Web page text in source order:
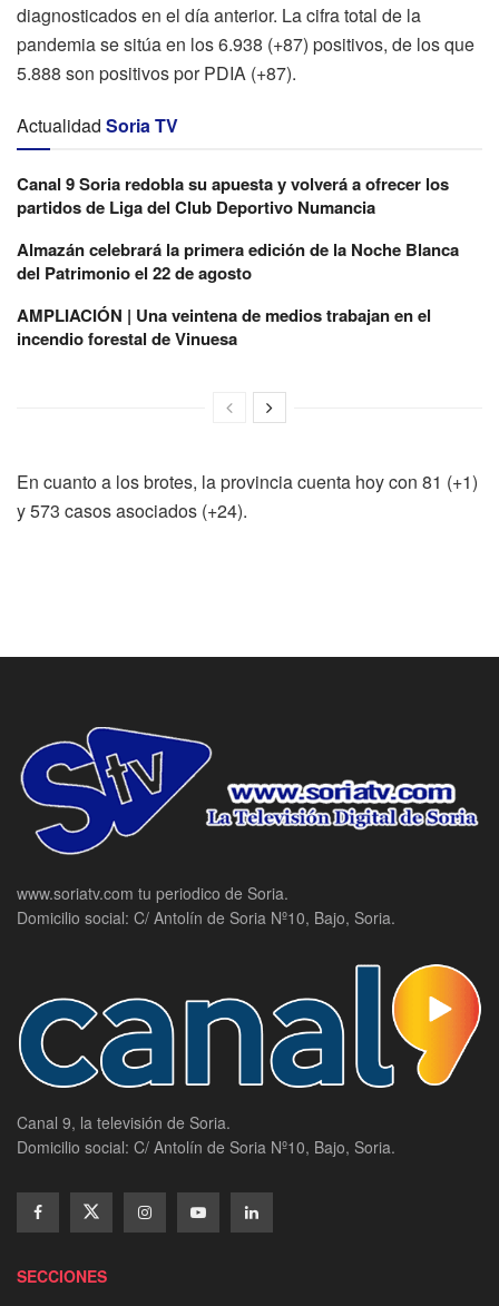
diagnosticados en el día anterior. La cifra total de la
pandemia se sitúa en los 6.938 (+87) positivos, de los que
5.888 son positivos por PDIA (+87).
Actualidad Soria TV
Canal 9 Soria redobla su apuesta y volverá a ofrecer los
partidos de Liga del Club Deportivo Numancia
Almazán celebrará la primera edición de la Noche Blanca
del Patrimonio el 22 de agosto
AMPLIACIÓN | Una veintena de medios trabajan en el
incendio forestal de Vinuesa
En cuanto a los brotes, la provincia cuenta hoy con 81 (+1)
y 573 casos asociados (+24).
www.soriatv.com tu periodico de Soria.
Domicilio social: C/ Antolín de Soria Nº10, Bajo, Soria.
Canal 9, la televisión de Soria.
Domicilio social: C/ Antolín de Soria Nº10, Bajo, Soria.
SECCIONES